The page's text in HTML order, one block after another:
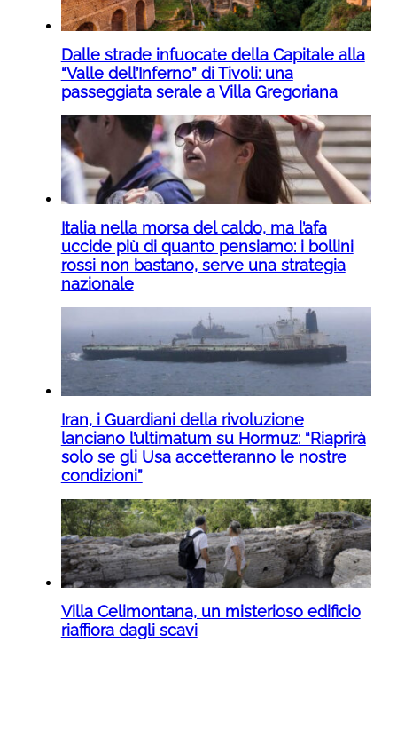
Dalle strade infuocate della Capitale alla
“Valle dell’Inferno” di Tivoli: una
passeggiata serale a Villa Gregoriana
Italia nella morsa del caldo, ma l’afa
uccide più di quanto pensiamo: i bollini
rossi non bastano, serve una strategia
nazionale
Iran, i Guardiani della rivoluzione
lanciano l’ultimatum su Hormuz: “Riaprirà
solo se gli Usa accetteranno le nostre
condizioni”
Villa Celimontana, un misterioso edificio
riaffiora dagli scavi